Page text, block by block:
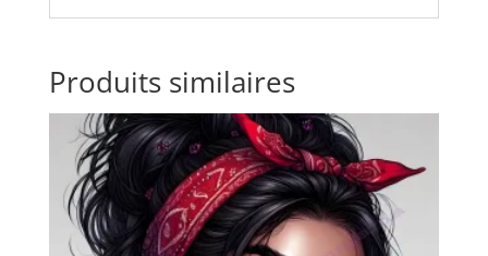
Produits similaires